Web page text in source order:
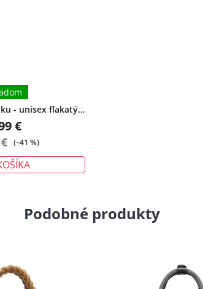
- unisex fľakatý
€
(–41 %)
Podobné produkty